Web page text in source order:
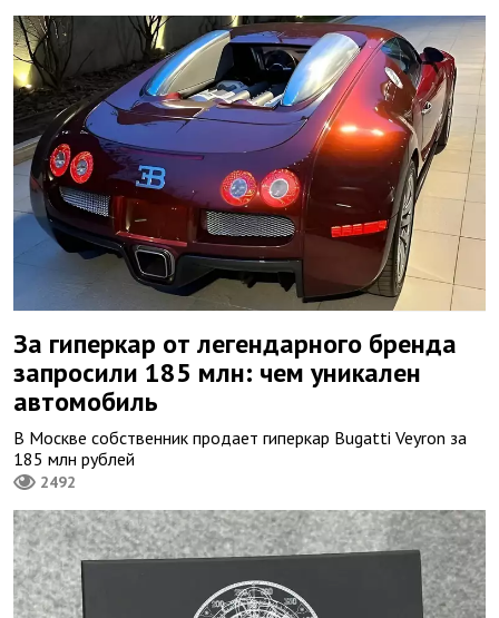
За гиперкар от легендарного бренда
запросили 185 млн: чем уникален
автомобиль
В Москве собственник продает гиперкар Bugatti Veyron за
185 млн рублей
2492